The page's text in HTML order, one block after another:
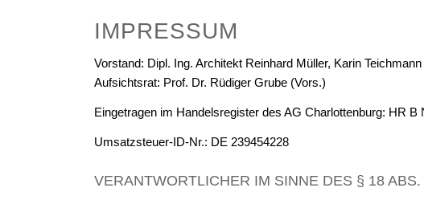
IMPRESSUM
Vorstand: Dipl. Ing. Architekt Reinhard Müller, Karin
Aufsichtsrat: Prof. Dr. Rüdiger Grube (Vors.)
Eingetragen im Handelsregister des AG Charlottenburg: HR B
Umsatzsteuer-ID-Nr.: DE 239454228
VERANTWORTLICHER IM SINNE DES § 18 ABS.